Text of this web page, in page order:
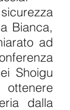
Bianca,
ad
Shoigu
dalla